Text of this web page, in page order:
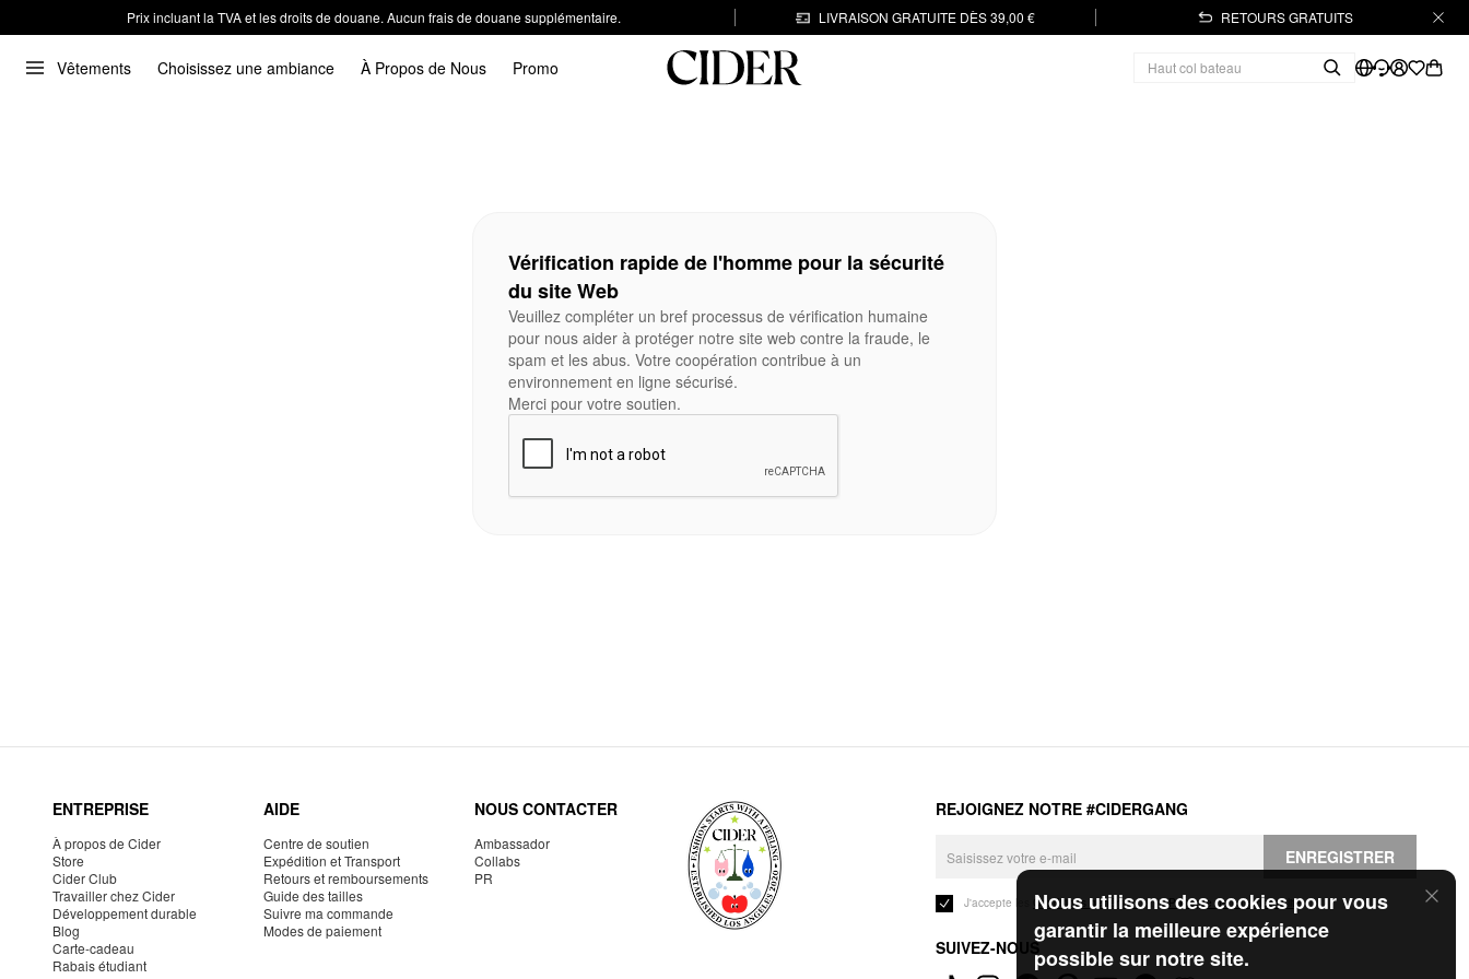
Prix incluant la TVA et les droits de douane. Aucun frais de douane supplémentaire. LIVRAISON GRATUITE DÈS 39,00 € RETOURS GRATUITS
Vêtements Choisissez une ambiance À Propos de Nous Promo
Nous utilisons des cookies pour vous
garantir la meilleure expérience
possible sur notre site.
Vérification rapide de l'homme pour la sécurité
du site Web
Veuillez compléter un bref processus de vérification humaine
pour nous aider à protéger notre site web contre la fraude, le
spam et les abus. Votre coopération contribue à un
environnement en ligne sécurisé.
Merci pour votre soutien.
ENTREPRISE
À propos de Cider
Store
Cider Club
Travailler chez Cider
Développement durable
Blog
Carte-cadeau
Rabais étudiant
AIDE
Centre de soutien
Expédition et Transport
Retours et remboursements
Guide des tailles
Suivre ma commande
Modes de paiement
NOUS CONTACTER
Ambassador
Collabs
PR
REJOIGNEZ NOTRE #CIDERGANG
ENREGISTRER
J'accepte les Conditions généraleset laPolitique de confidentialité.
SUIVEZ-NOUS